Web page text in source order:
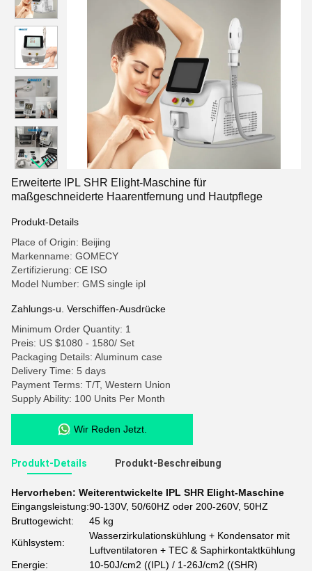
Erweiterte IPL SHR Elight-Maschine für
maßgeschneiderte Haarentfernung und Hautpflege
Produkt-Details
Place of Origin: Beijing
Markenname: GOMECY
Zertifizierung: CE ISO
Model Number: GMS single ipl
Zahlungs-u. Verschiffen-Ausdrücke
Minimum Order Quantity: 1
Preis: US $1080 - 1580/ Set
Packaging Details: Aluminum case
Delivery Time: 5 days
Payment Terms: T/T, Western Union
Supply Ability: 100 Units Per Month
Wir Reden Jetzt.
Produkt-Details Produkt-Beschreibung
Hervorheben: Weiterentwickelte IPL SHR Elight-Maschine
Eingangsleistung:90-130V, 50/60HZ oder 200-260V, 50HZ
Bruttogewicht:
45 kg
Kühlsystem:
Wasserzirkulationskühlung + Kondensator mit
Luftventilatoren + TEC & Saphirkontaktkühlung
Energie:
10-50J/cm2 ((IPL) / 1-26J/cm2 ((SHR)